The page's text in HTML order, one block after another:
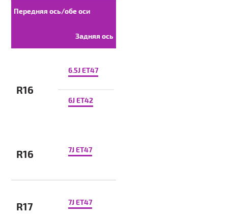
Передняя ось/обе оси
Задняя ось
R16
6.5J ET47
6J ET42
R16 7J ET47
R17 7J ET47